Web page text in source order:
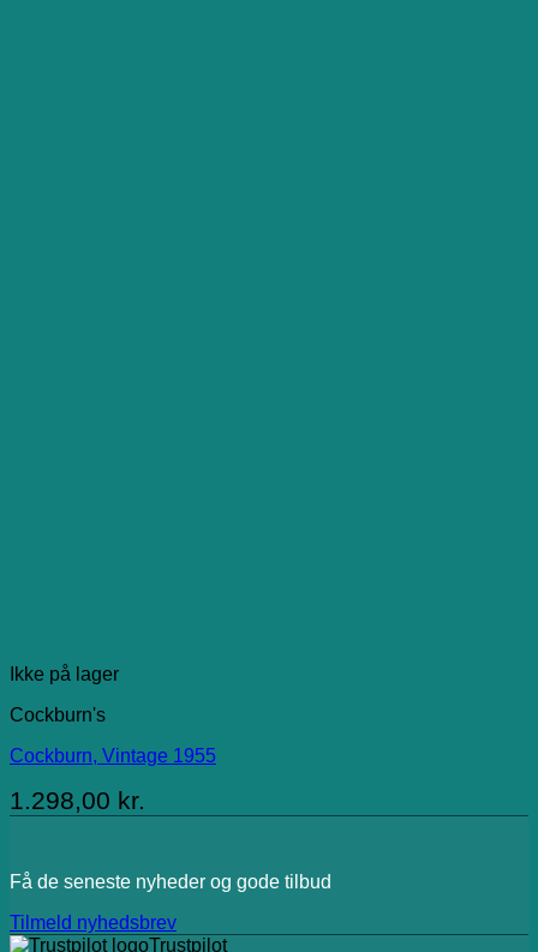
Ikke på lager
Cockburn's
Cockburn, Vintage 1955
1.298,00 kr.
Få de seneste nyheder og gode tilbud
Tilmeld nyhedsbrev
Trustpilot